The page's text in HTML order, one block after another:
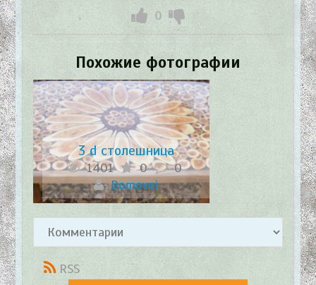
0
Похожие фотографии
3 d столешница
1401 0
0
Domovoi
RSS